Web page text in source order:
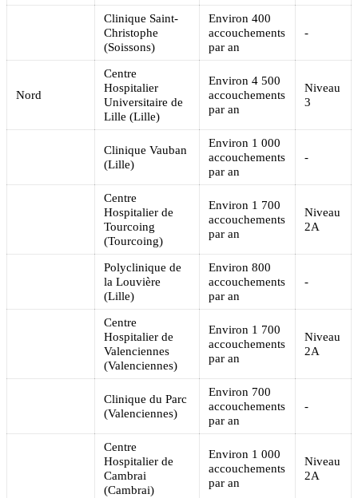
Clinique Saint-
Christophe
(Soissons)
Environ 400
accouchements
par an
-
Nord
Centre
Hospitalier
Universitaire de
Lille (Lille)
Environ 4 500
accouchements
par an
Niveau
3
Clinique Vauban
(Lille)
Environ 1 000
accouchements
par an
-
Centre
Hospitalier de
Tourcoing
(Tourcoing)
Environ 1 700
accouchements
par an
Niveau
2A
Polyclinique de
la Louvière
(Lille)
Environ 800
accouchements
par an
-
Centre
Hospitalier de
Valenciennes
(Valenciennes)
Environ 1 700
accouchements
par an
Niveau
2A
Clinique du Parc
(Valenciennes)
Environ 700
accouchements
par an
-
Centre
Hospitalier de
Cambrai
(Cambrai)
Environ 1 000
accouchements
par an
Niveau
2A